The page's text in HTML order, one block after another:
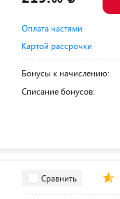
Оплата частями
Картой рассрочки
Бонусы к начислению:
Списание бонусов:
Сравнить